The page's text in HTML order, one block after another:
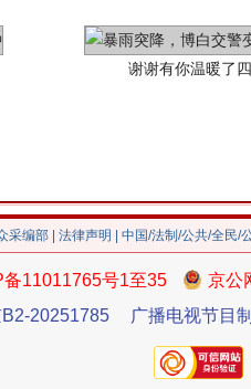
谢谢有你温暖了
今年投资意愿榜揭
采编部 法律声明 | 中国/法制/公共/全民/
备11011765号1至35
京公
20251785
广播电视节目